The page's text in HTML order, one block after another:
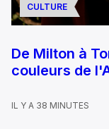
CULTURE
De Milton à
couleurs de
IL Y A 38 MINUTES